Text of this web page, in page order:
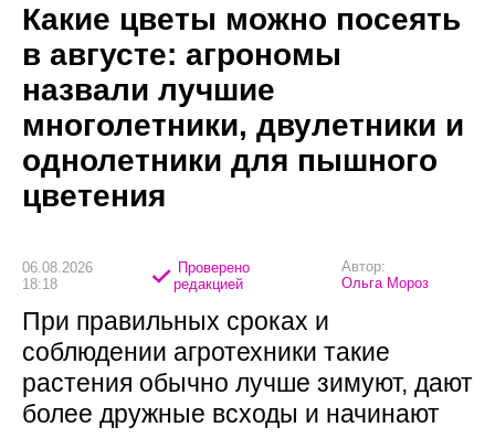
Какие цветы можно посеять
в августе: агрономы
назвали лучшие
многолетники, двулетники и
однолетники для пышного
цветения
06.08.2026
18:18
Проверено
редакцией
Автор:
Ольга Мороз
При правильных сроках и
соблюдении агротехники такие
растения обычно лучше зимуют, дают
более дружные всходы и начинают